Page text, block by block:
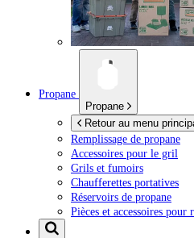
Propane
Propane
Retour au menu
Remplissage de propane
Accessoires pour le gril
Grils et fumoirs
Chaufferettes portatives
Réservoirs de propane
Pièces et accessoires pour